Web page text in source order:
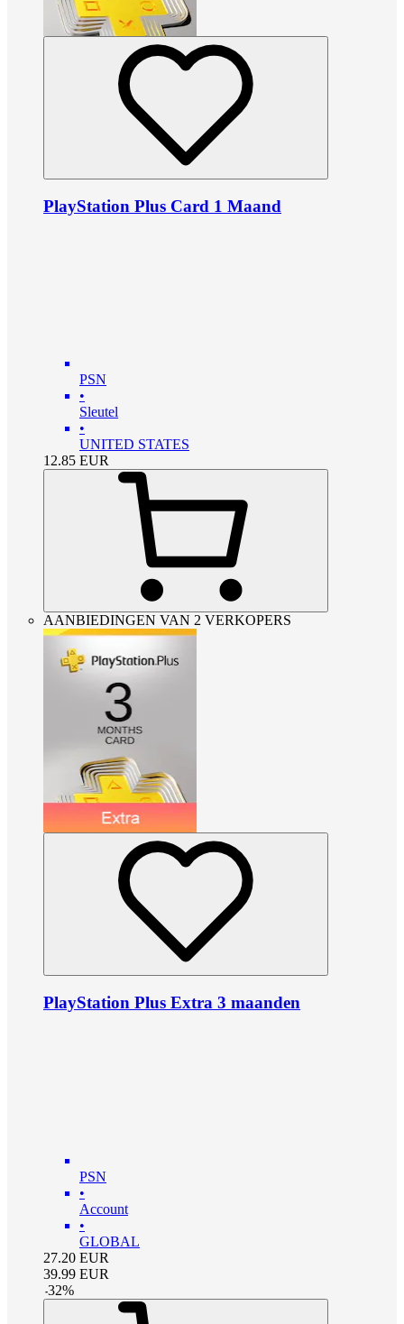
PlayStation Plus Card 1 Maand
PSN
•
Sleutel
•
UNITED STATES
12.85 EUR
AANBIEDINGEN VAN 2 VERKOPERS
PlayStation Plus Extra 3 maanden
PSN
•
Account
•
GLOBAL
27.20 EUR
39.99 EUR
-32%